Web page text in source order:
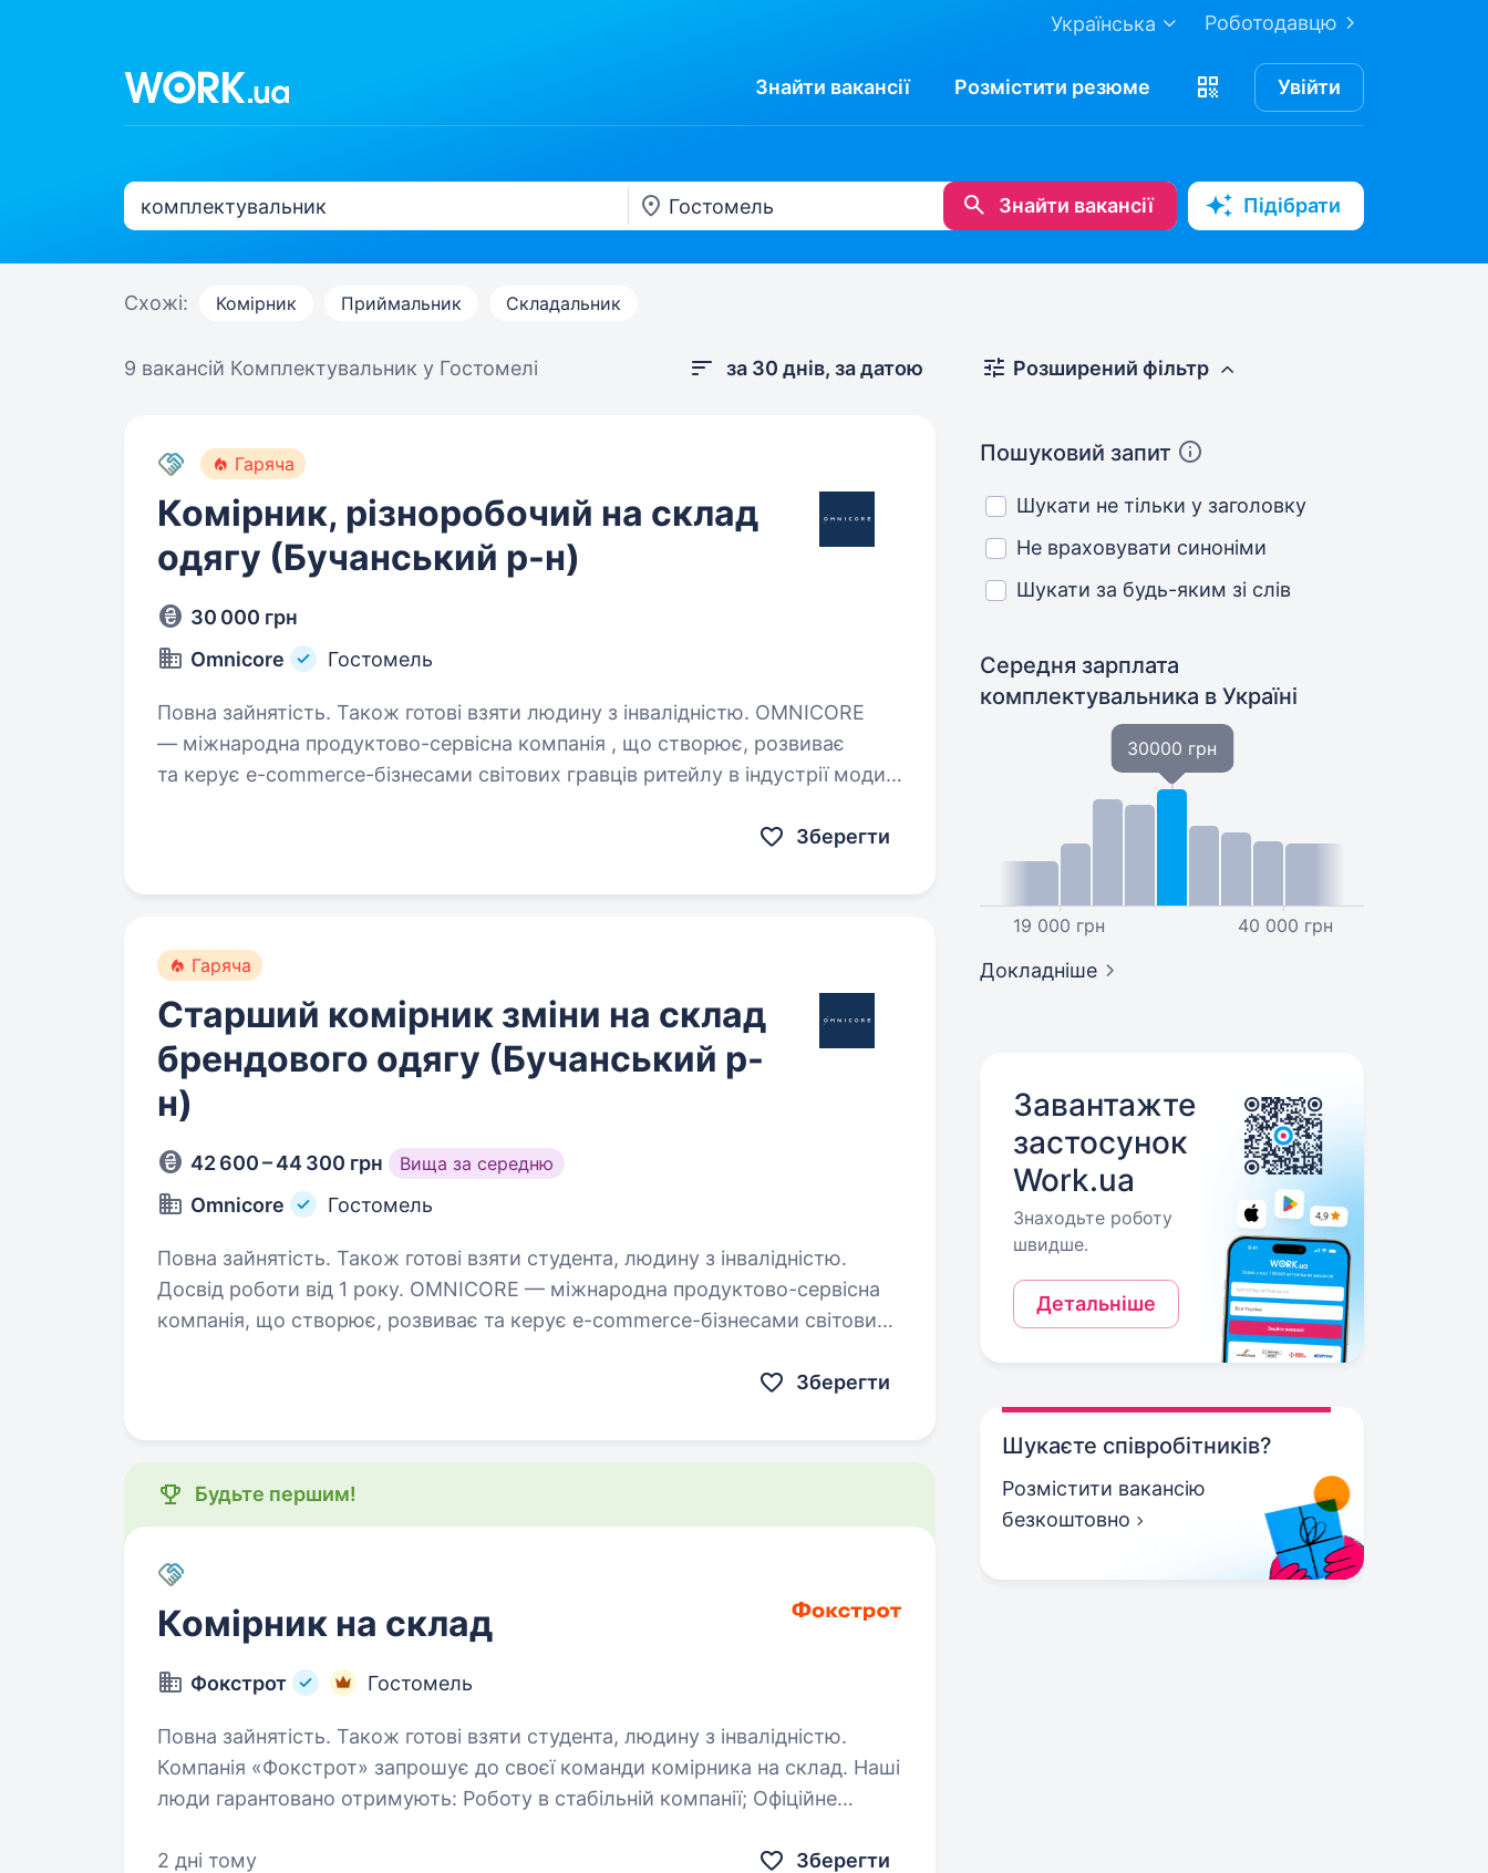
Роботодавцю
Українська
Знайти вакансії Розмістити резюме Увійти
Знайти вакансії Підібрати
Схожі: Комірник Приймальник Складальник
9 вакансій Комплектувальник у Гостомелі за 30 днів, за датою
Гаряча
Комірник, різноробочий на склад
одягу (Бучанський р-н)
30 000 грн
Omnicore
Гостомель
Повна зайнятість. Також готові взяти людину з інвалідністю. OMNICORE
— міжнародна продуктово-сервісна компанія , що створює, розвиває
та керує e-commerce-бізнесами світових гравців ритейлу в індустрії моди.
Зберегти
Гаряча
Старший комірник зміни на склад
брендового одягу (Бучанський р-
н)
42 600 – 44 300 грн Вища за середню
Omnicore Гостомель
Повна зайнятість. Також готові взяти студента, людину з інвалідністю.
Досвід роботи від 1 року. OMNICORE — міжнародна продуктово-сервісна
компанія, що створює, розвиває та керує e-commerce-бізнесами світових
Зберегти
Будьте першим!
Комірник на склад
Фокстрот Гостомель
Повна зайнятість. Також готові взяти студента, людину з інвалідністю.
Компанія «Фокстрот» запрошує до своєї команди комірника на склад. Наші
люди гарантовано отримують: Роботу в стабільній компанії; Офіційне
2 дні тому
Зберегти
Розширений фільтр
Пошуковий запит
Шукати не тільки у заголовку
Не враховувати синоніми
Шукати за будь-яким зі слів
Середня зарплата
комплектувальника в Україні
19 000 грн
30000 грн
40 000 грн
Докладніше
Завантажте
застосунок
Work.ua
Знаходьте роботу
швидше.
Детальніше
Шукаєте співробітників?
Розмістити вакансію
безкоштовно